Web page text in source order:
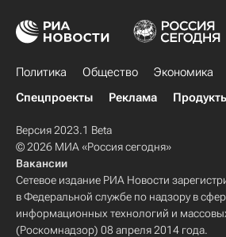
Политика Общество Экономика
Спецпроекты
Реклама
Версия 2023.1 Beta
© 2026 МИА «Россия сегодня»
Вакансии
Сетевое издание РИА Новости
в Федеральной службе по надзору в
информационных технологий и
(Роскомнадзор) 08 апреля 2014 года.